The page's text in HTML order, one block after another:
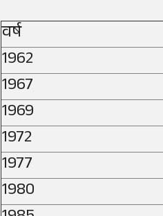
वर्ष
1962
1967
1969
1972
1977
1980